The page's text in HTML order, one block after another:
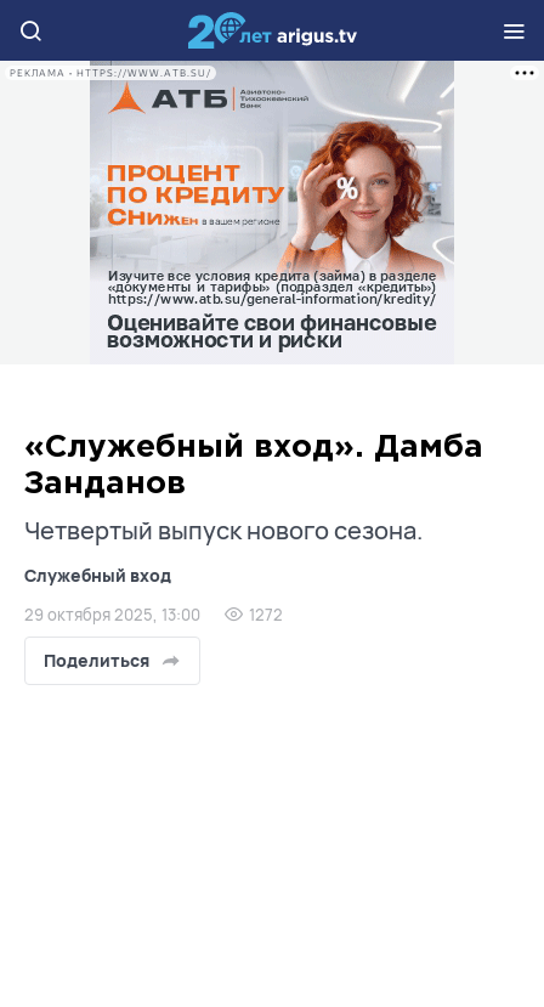
РЕКЛАМА • HTTPS://WWW.ATB.SU/
«Служебный вход». Дамба
Занданов
Четвертый выпуск нового сезона.
Служебный вход
29 октября 2025, 13:00 1272
Поделиться